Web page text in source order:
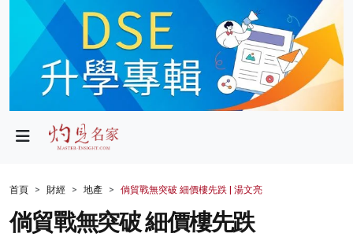
政局
財經
生活
首頁 財經 地產 倘貿戰無突破 細價樓先跌 | 湯文亮
倘貿戰無突破 細價樓先跌